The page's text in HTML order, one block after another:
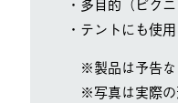
・テントにも使
※製品は予告な
※写真は実際の